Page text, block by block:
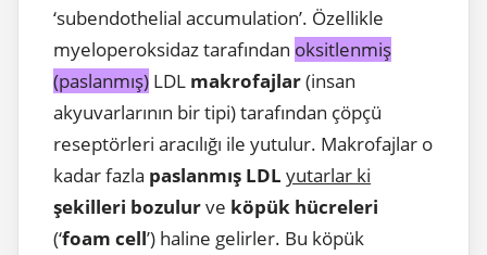
‘subendothelial accumulation’. Özellikle
myeloperoksidaz tarafından oksitlenmiş
(paslanmış) LDL makrofajlar(insan
akyuvarlarının bir tipi) tarafından çöpçü
reseptörleri aracılığı ile yutulur. Makrofajlar o
kadar fazla paslanmış LDL yutarlar ki
şekilleri bozulurve köpük hücreleri
(‘foam cell’) haline gelirler. Bu köpük